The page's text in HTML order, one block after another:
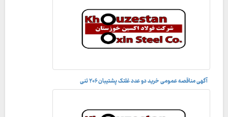
آگهی مناقصه عمومی خريد دو عدد غلتک پشتيبان ۲۰۶ تنى